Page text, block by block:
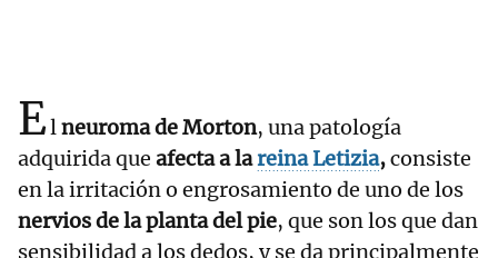
Elneuroma de Morton, una patología
adquirida que afecta a lareina Letizia,consiste
en la irritación o engrosamiento de uno de los
nervios de la planta del pie, que son los que dan
sensibilidad a los dedos, y se da principalmente